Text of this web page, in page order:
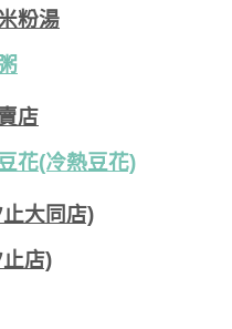
粉湯
店
花(冷熱豆花)
大同店)
店)